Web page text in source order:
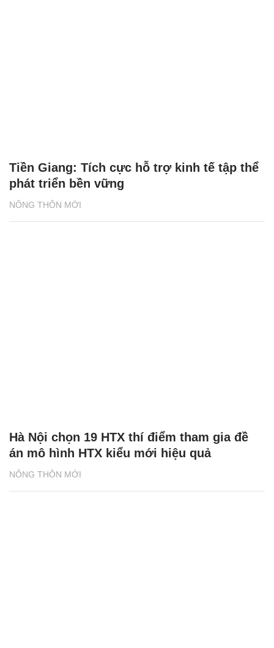
NÔNG THÔN MỚI
Tiền Giang: Tích cực hỗ trợ kinh tế tập thể
phát triển bền vững
NÔNG THÔN MỚI
Hà Nội chọn 19 HTX thí điểm tham gia đề
án mô hình HTX kiểu mới hiệu quả